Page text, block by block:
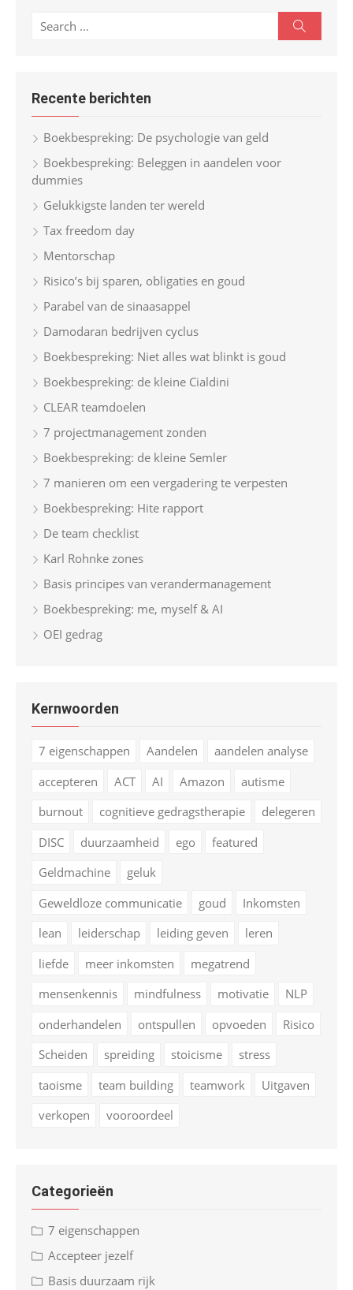
c
f
o
r
:
e
Recente berichten
Boekbespreking: De psychologie van geld
Boekbespreking: Beleggen in aandelen voor
dummies
Gelukkigste landen ter wereld
Tax freedom day
Mentorschap
Risico’s bij sparen, obligaties en goud
Parabel van de sinaasappel
Damodaran bedrijven cyclus
Boekbespreking: Niet alles wat blinkt is goud
Boekbespreking: de kleine Cialdini
CLEAR teamdoelen
7 projectmanagement zonden
Boekbespreking: de kleine Semler
7 manieren om een vergadering te verpesten
Boekbespreking: Hite rapport
De team checklist
Karl Rohnke zones
Basis principes van verandermanagement
Boekbespreking: me, myself & AI
OEI gedrag
Kernwoorden
7 eigenschappen Aandelen
aandelen analyse
accepteren
ACT AI Amazon
autisme
burnout
cognitieve gedragstherapie
delegeren
DISC
duurzaamheid ego
featured
Geldmachine
geluk
Geweldloze communicatie
goud
Inkomsten
lean
leiderschap leiding geven
leren
liefde
meer inkomsten
megatrend
mensenkennis
mindfulness motivatie
NLP
onderhandelen
ontspullen opvoeden
Risico
Scheiden
spreiding stoicisme
stress
taoisme
team building teamwork
Uitgaven
verkopen
vooroordeel
Categorieën
7 eigenschappen
Accepteer jezelf
Basis duurzaam rijk